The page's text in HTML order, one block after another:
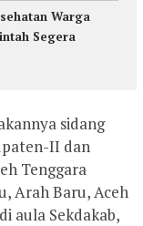
Warga
Segera
sidang
II dan
Tenggara
Arah Baru, Aceh
aula Sekdakab,